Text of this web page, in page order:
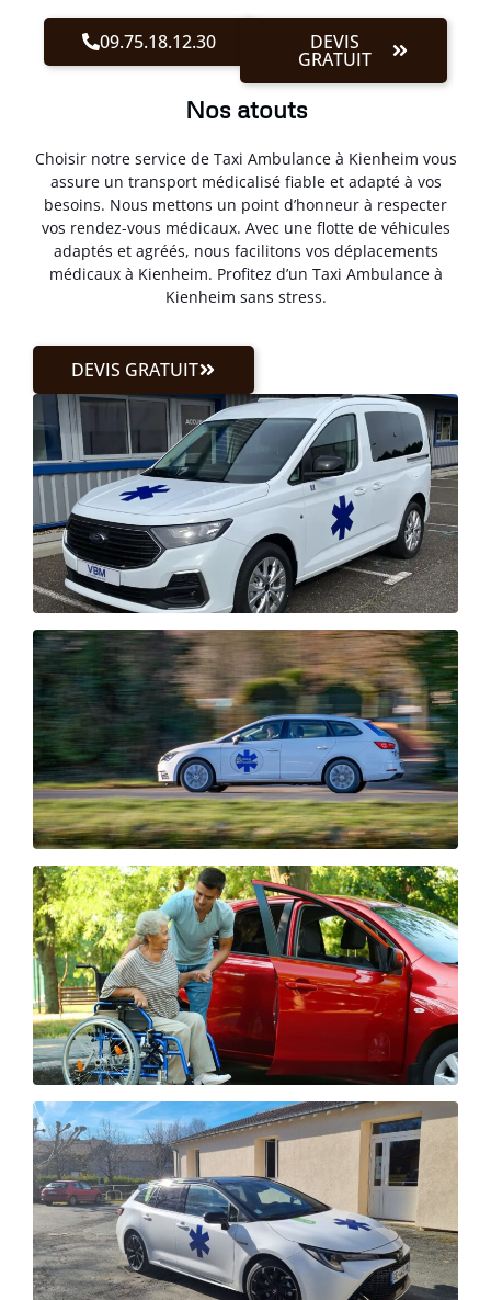
09.75.18.12.30 DEVIS
GRATUIT
Nos atouts
Choisir notre service de Taxi Ambulance à Kienheim vous
assure un transport médicalisé fiable et adapté à vos
besoins. Nous mettons un point d’honneur à respecter
vos rendez-vous médicaux. Avec une flotte de véhicules
adaptés et agréés, nous facilitons vos déplacements
médicaux à Kienheim. Profitez d’un Taxi Ambulance à
Kienheim sans stress.
DEVIS GRATUIT